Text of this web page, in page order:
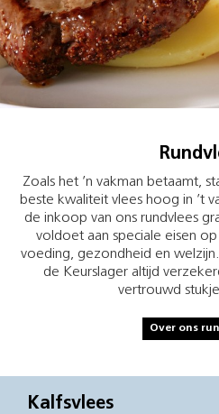
Zoals het ’n vakman betaamt,
beste kwaliteit vlees hoog in ’t
de inkoop van ons rundvlees
voldoet aan speciale eisen
voeding, gezondheid en
de Keurslager altijd
vertrouwd
Over ons
Kalfsvlees